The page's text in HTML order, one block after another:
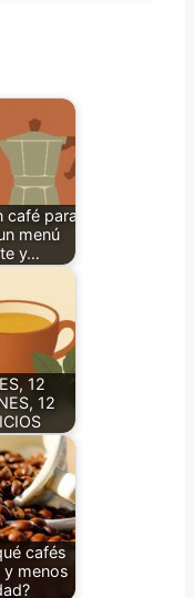
café para
menú
y…
12
12
cafés
y menos